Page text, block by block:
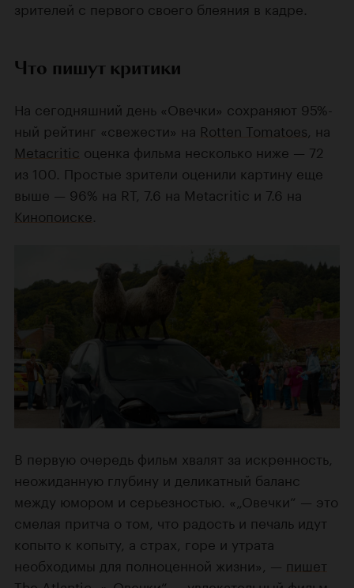
зрителей с первого своего блеяния в кадре.
Что пишут критики
На сегодняшний день «Овечки» сохраняют 95%-
ный рейтинг «свежести» на Rotten Tomatoes , на
Metacritic оценка фильма несколько ниже — 72
из 100. Простые зрители оценили картину еще
выше — 96% на RT, 7.6 на Metacritic и 7.6 на
Кинопоиске
В первую очередь фильм хвалят за искренность,
неожиданную глубину и деликатный баланс
между юмором и серьезностью. «„Овечки“ — это
смелая притча о том, что радость и печаль идут
копыто к копыту, а страх, горе и утрата
необходимы для полноценной жизни», — пишет